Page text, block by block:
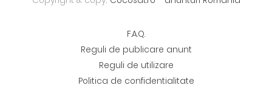
F.A.Q.
Reguli de publicare anunt
Reguli de utilizare
Politica de confidentialitate